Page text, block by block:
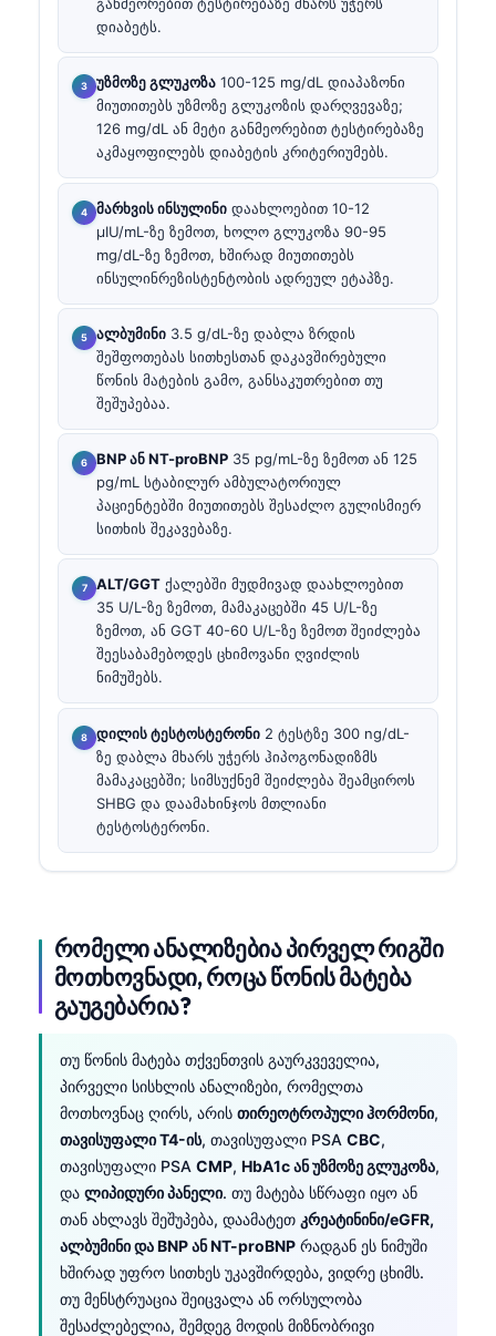
დიაბეტს.
უზმოზე გლუკოზა 100-125 mg/dL დიაპაზონი
მიუთითებს უზმოზე გლუკოზის დარღვევაზე;
126 mg/dL ან მეტი განმეორებით ტესტირებაზე
აკმაყოფილებს დიაბეტის კრიტერიუმებს.
მარხვის ინსულინი დაახლოებით 10-12
µIU/mL-ზე ზემოთ, ხოლო გლუკოზა 90-95
mg/dL-ზე ზემოთ, ხშირად მიუთითებს
ინსულინრეზისტენტობის ადრეულ ეტაპზე.
ალბუმინი 3.5 g/dL-ზე დაბლა ზრდის
შეშფოთებას სითხესთან დაკავშირებული
წონის მატების გამო, განსაკუთრებით თუ
შეშუპებაა.
BNP ან NT-proBNP 35 pg/mL-ზე ზემოთ ან 125
pg/mL სტაბილურ ამბულატორიულ
პაციენტებში მიუთითებს შესაძლო გულისმიერ
სითხის შეკავებაზე.
ALT/GGT ქალებში მუდმივად დაახლოებით
35 U/L-ზე ზემოთ, მამაკაცებში 45 U/L-ზე
ზემოთ, ან GGT 40-60 U/L-ზე ზემოთ შეიძლება
შეესაბამებოდეს ცხიმოვანი ღვიძლის
ნიმუშებს.
დილის ტესტოსტერონი 2 ტესტზე 300 ng/dL-
ზე დაბლა მხარს უჭერს ჰიპოგონადიზმს
მამაკაცებში; სიმსუქნემ შეიძლება შეამციროს
SHBG და დაამახინჯოს მთლიანი
ტესტოსტერონი.
რომელი ანალიზებია პირველ რიგში
მოთხოვნადი, როცა წონის მატება
გაუგებარია?
თუ წონის მატება თქვენთვის გაურკვეველია,
პირველი სისხლის ანალიზები, რომელთა
მოთხოვნაც ღირს, არის თირეოტროპული ჰორმონი,
თავისუფალი T4-ის, თავისუფალი PSA CBC,
თავისუფალი PSA CMP, HbA1c ან უზმოზე გლუკოზა,
და ლიპიდური პანელი. თუ მატება სწრაფი იყო ან
თან ახლავს შეშუპება, დაამატეთ კრეატინინი/eGFR,
ალბუმინი და BNP ან NT-proBNP რადგან ეს ნიმუში
ხშირად უფრო სითხეს უკავშირდება, ვიდრე ცხიმს.
თუ მენსტრუაცია შეიცვალა ან ორსულობა
შესაძლებელია, შემდეგ მოდის მიზნობრივი